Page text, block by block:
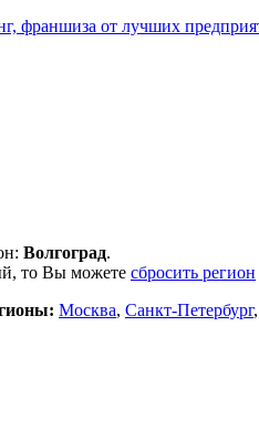
Волгоград.
то Вы можете сбросить регион
Москва, Санкт-Петербург,